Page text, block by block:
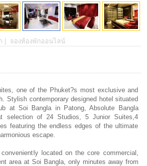
| จองห้องพักออนไลน์
one of the Phuket?s most exclusive and
Stylish contemporary designed hotel situated
at Soi Bangla in Patong, Absolute Bangla
selection of 24 Studios, 5 Junior Suites,4
featuring the endless edges of the ultimate
escape.
located on the core commercial,
area at Soi Bangla, only minutes away from